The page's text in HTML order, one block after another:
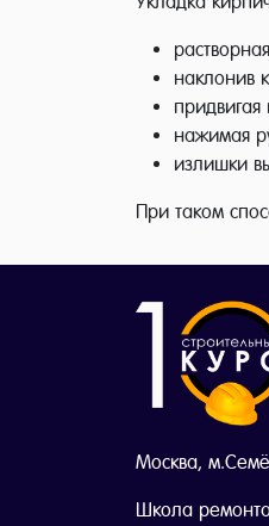
наклонив
нажимая
излишки
При таком
Москва,
Школа